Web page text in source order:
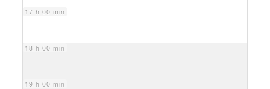
17 h 00 min
18 h 00 min
19 h 00 min